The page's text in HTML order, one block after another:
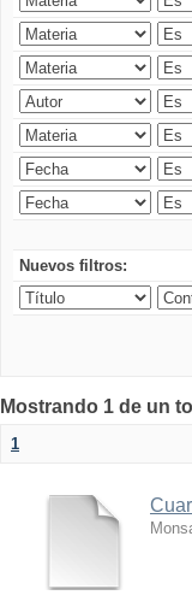
Nuevos filtros:
Mostrando 1 de un
1